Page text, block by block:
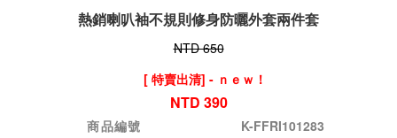
熱銷喇叭袖不規則修身防曬外套兩件套
NTD 650
[ 特賣出清] - ｎｅｗ！
NTD 390
商品編號
K-FFRI101283